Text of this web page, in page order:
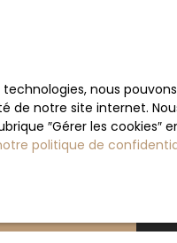
CS 61311, 41013 BLOIS
de vos données
de confidentialité.
nous
de notre site internet.
″Gérer les cookies″
politique de